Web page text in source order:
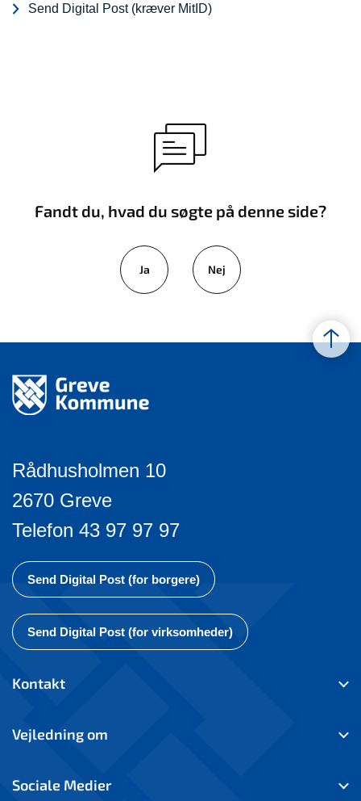
Send Digital Post (kræver MitID)
Fandt du, hvad du søgte på denne side?
Ja Nej
Rådhusholmen 10
2670 Greve
Telefon 43 97 97 97
Send Digital Post (for borgere)
Send Digital Post (for virksomheder)
Kontakt
Vejledning om
Sociale Medier